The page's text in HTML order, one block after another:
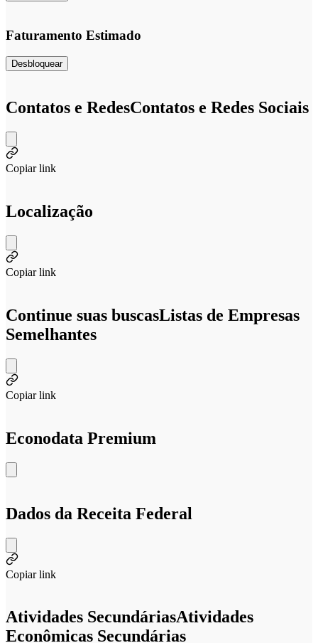
Faturamento Estimado
Desbloquear
Contatos e RedesContatos e Redes Sociais
Copiar link
Localização
Copiar link
Continue suas buscasListas de Empresas
Semelhantes
Copiar link
Econodata Premium
Dados da Receita Federal
Copiar link
Atividades SecundáriasAtividades
Econômicas Secundárias